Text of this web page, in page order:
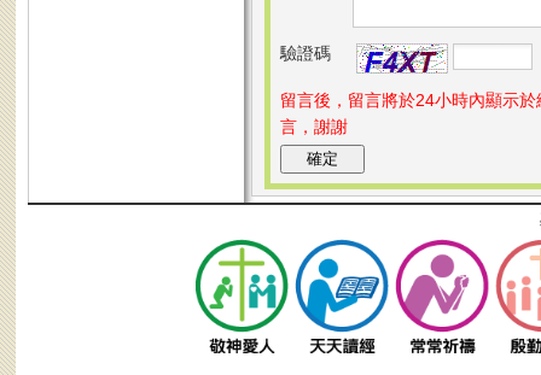
驗證碼
留言後，留言將於24小時內顯示
言，謝謝